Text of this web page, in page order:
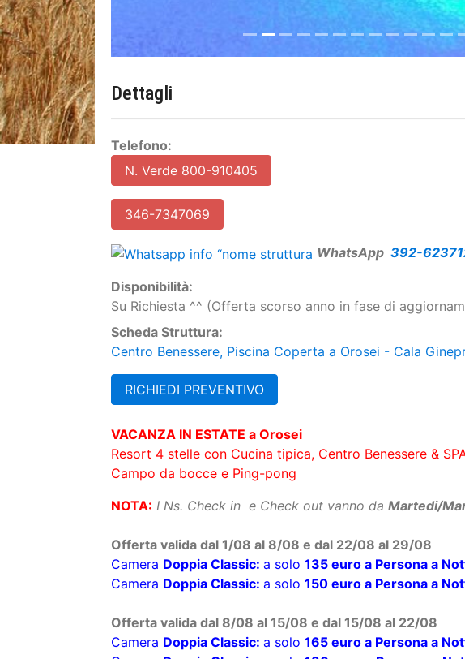
Dettagli
Telefono:
WhatsApp392-
Disponibilità:
Scheda Struttura:
Centro Benessere, Piscina Coperta a Orosei - Cala
VACANZA IN ESTATE a Orosei
Resort 4 stelle con Cucina tipica, Centro Benessere &
Campo da bocce e Ping-pong
Offerta valida dal 1/08 al 8/08 e dal 22/08 al 29/08